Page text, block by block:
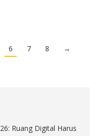
6 7 8 →
Ruang Digital Harus